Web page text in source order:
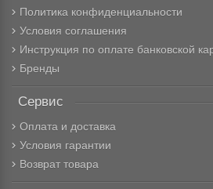
Политика конфиденциальности
Условия соглашения
Инструкция по оплате банковской
Бренды
Сервис
Оплата и доставка
Условия гарантии
Возврат товара